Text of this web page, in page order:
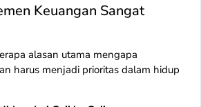
Keuangan Sangat
alasan utama mengapa
harus menjadi prioritas dalam hidup